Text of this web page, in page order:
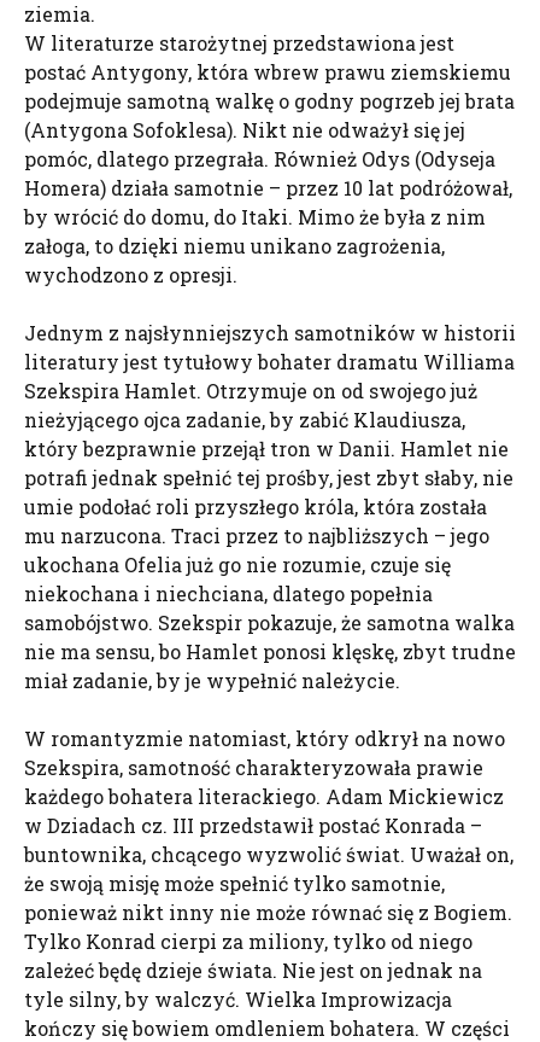
ziemia.
W literaturze starożytnej przedstawiona jest
postać Antygony, która wbrew prawu ziemskiemu
podejmuje samotną walkę o godny pogrzeb jej brata
(Antygona Sofoklesa). Nikt nie odważył się jej
pomóc, dlatego przegrała. Również Odys (Odyseja
Homera) działa samotnie – przez 10 lat podróżował,
by wrócić do domu, do Itaki. Mimo że była z nim
załoga, to dzięki niemu unikano zagrożenia,
wychodzono z opresji.
Jednym z najsłynniejszych samotników w historii
literatury jest tytułowy bohater dramatu Williama
Szekspira Hamlet. Otrzymuje on od swojego już
nieżyjącego ojca zadanie, by zabić Klaudiusza,
który bezprawnie przejął tron w Danii. Hamlet nie
potrafi jednak spełnić tej prośby, jest zbyt słaby, nie
umie podołać roli przyszłego króla, która została
mu narzucona. Traci przez to najbliższych – jego
ukochana Ofelia już go nie rozumie, czuje się
niekochana i niechciana, dlatego popełnia
samobójstwo. Szekspir pokazuje, że samotna walka
nie ma sensu, bo Hamlet ponosi klęskę, zbyt trudne
miał zadanie, by je wypełnić należycie.
W romantyzmie natomiast, który odkrył na nowo
Szekspira, samotność charakteryzowała prawie
każdego bohatera literackiego. Adam Mickiewicz
w Dziadach cz. III przedstawił postać Konrada –
buntownika, chcącego wyzwolić świat. Uważał on,
że swoją misję może spełnić tylko samotnie,
ponieważ nikt inny nie może równać się z Bogiem.
Tylko Konrad cierpi za miliony, tylko od niego
zależeć będę dzieje świata. Nie jest on jednak na
tyle silny, by walczyć. Wielka Improwizacja
kończy się bowiem omdleniem bohatera. W części